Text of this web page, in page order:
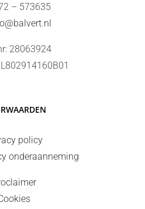
– 573635
28063924
policy
onderaanneming